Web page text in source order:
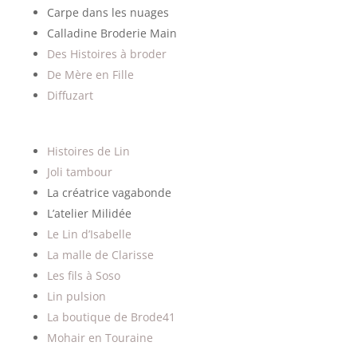
Carpe dans les nuages
Calladine Broderie Main
Des Histoires à broder
De Mère en Fille
Diffuzart
Histoires de Lin
Joli tambour
La créatrice vagabonde
L’atelier Milidée
Le Lin d’Isabelle
La malle de Clarisse
Les fils à Soso
Lin pulsion
La boutique de Brode41
Mohair en Touraine